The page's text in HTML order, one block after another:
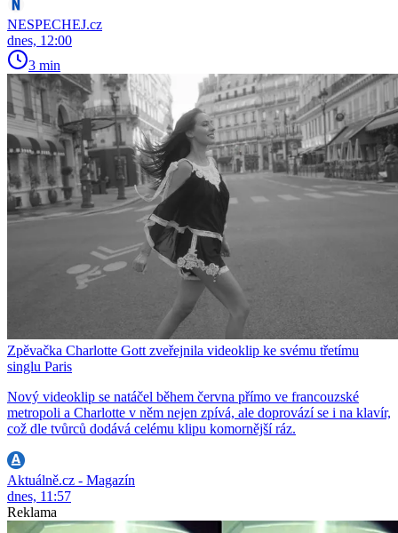
NESPECHEJ.cz
dnes, 12:00
3 min
Zpěvačka Charlotte Gott zveřejnila videoklip ke svému třetímu
singlu Paris
Nový videoklip se natáčel během června přímo ve francouzské
metropoli a Charlotte v něm nejen zpívá, ale doprovází se i na klavír,
což dle tvůrců dodává celému klipu komornější ráz.
Aktuálně.cz - Magazín
dnes, 11:57
Reklama